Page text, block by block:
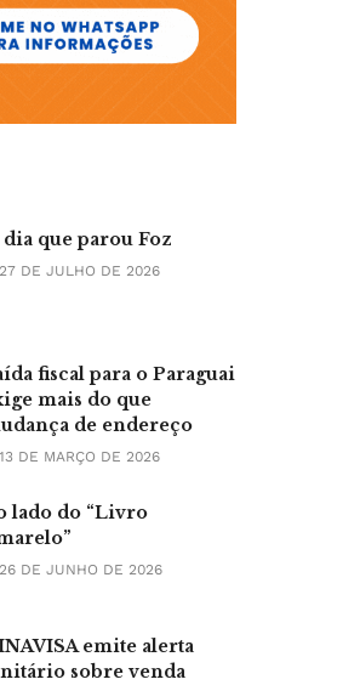
dia que parou Foz
DE JULHO DE 2026
fiscal para o Paraguai
mais do que
de endereço
DE MARÇO DE 2026
lado do “Livro
DE JUNHO DE 2026
emite alerta
sobre venda